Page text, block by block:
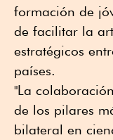
formación de
de facilitar la
estratégicos
países.
"La
de los pilares
bilateral en